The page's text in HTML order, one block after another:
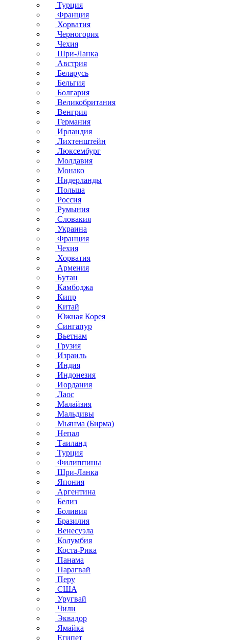
Турция
Франция
Хорватия
Черногория
Чехия
Шри-Ланка
Австрия
Беларусь
Бельгия
Болгария
Великобритания
Венгрия
Германия
Ирландия
Лихтенштейн
Люксембург
Молдавия
Монако
Нидерланды
Польша
Россия
Румыния
Словакия
Украина
Франция
Чехия
Хорватия
Армения
Бутан
Камбоджа
Кипр
Китай
Южная Корея
Сингапур
Вьетнам
Грузия
Израиль
Индия
Индонезия
Иордания
Лаос
Малайзия
Мальдивы
Мьянма (Бирма)
Непал
Таиланд
Турция
Филиппины
Шри-Ланка
Япония
Аргентина
Белиз
Боливия
Бразилия
Венесуэла
Колумбия
Коста-Рика
Панама
Парагвай
Перу
США
Уругвай
Чили
Эквадор
Ямайка
Египет